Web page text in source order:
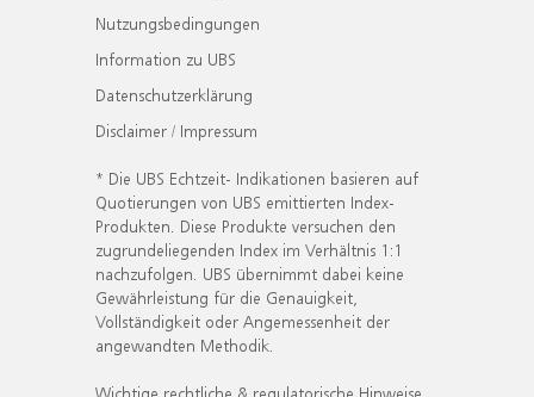
Nutzungsbedingungen
Information zu UBS
Datenschutzerklärung
Disclaimer / Impressum
* Die UBS Echtzeit- Indikationen basieren auf
Quotierungen von UBS emittierten Index-
Produkten. Diese Produkte versuchen den
zugrundeliegenden Index im Verhältnis 1:1
nachzufolgen. UBS übernimmt dabei keine
Gewährleistung für die Genauigkeit,
Vollständigkeit oder Angemessenheit der
angewandten Methodik.